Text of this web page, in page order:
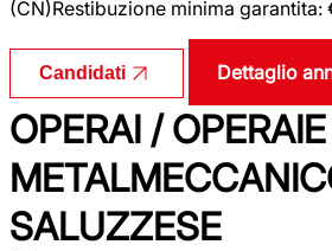
(CN)Restibuzione minima garantita:
Candidati Dettaglio
OPERAI /
SALUZZESE